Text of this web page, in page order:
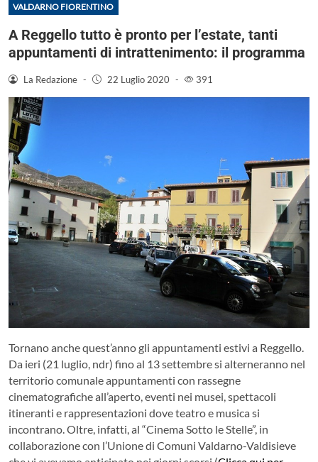
VALDARNO FIORENTINO
A Reggello tutto è pronto per l’estate, tanti
appuntamenti di intrattenimento: il programma
La Redazione - 22 Luglio 2020 - 391
Tornano anche quest’anno gli appuntamenti estivi a Reggello.
Da ieri (21 luglio, ndr) fino al 13 settembre si alterneranno nel
territorio comunale appuntamenti con rassegne
cinematografiche all’aperto, eventi nei musei, spettacoli
itineranti e rappresentazioni dove teatro e musica si
incontrano. Oltre, infatti, al “Cinema Sotto le Stelle”, in
collaborazione con l’Unione di Comuni Valdarno-Valdisieve